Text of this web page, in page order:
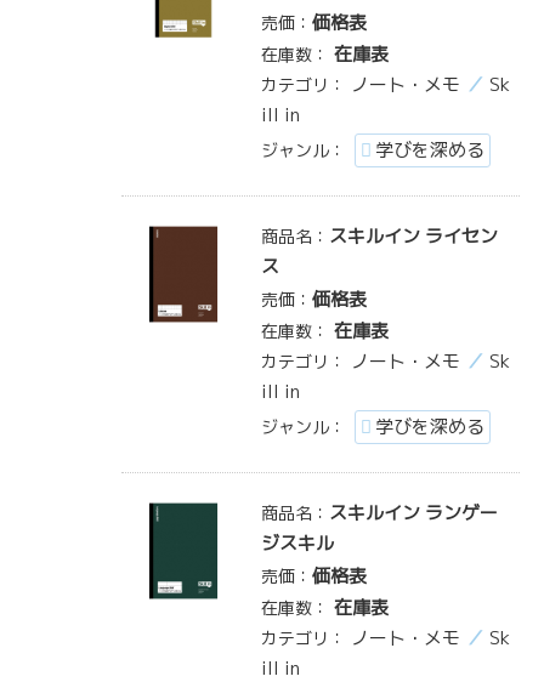
売価：価格表
在庫数： 在庫表
カテゴリ： ノート・メモ
Sk
ill in
ジャンル： 学びを深める
商品名： スキルイン ライセン
ス
売価：価格表
在庫数： 在庫表
カテゴリ： ノート・メモ
Sk
ill in
ジャンル： 学びを深める
商品名： スキルイン ランゲー
ジスキル
売価：価格表
在庫数： 在庫表
カテゴリ： ノート・メモ
Sk
ill in